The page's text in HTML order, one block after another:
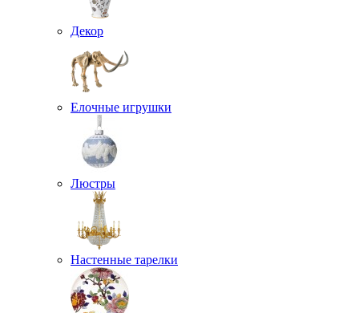
Декор
Елочные игрушки
Люстры
Настенные тарелки